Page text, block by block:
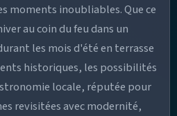
moments inoubliables. Que ce
au coin du feu dans un
les mois d'été en terrasse
historiques, les possibilités
locale, réputée pour
revisitées avec modernité,